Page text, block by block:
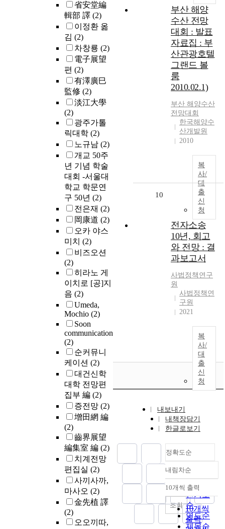
省安堂編
輯部 譯 (2)
이정환 옮
김 (2)
차창룡 (2)
電子展望
편 (2)
有澤廣巳
監修 (2)
淡江大學
(2)
광주가톨
릭대학 (2)
노규남 (2)
개교 50주
년 기념 학술
대회 -서울대
학교 학문연
구 50년 (2)
전은재 (2)
岡康道 (2)
오카 야스
미치 (2)
비즈오션
(2)
히라노 게
이치로 [공]지
음 (2)
Umeda,
Mochio (2)
Soon
communication
(2)
순커뮤니
케이션 (2)
대건신학
대학 전망편
집부 編 (2)
증전망 (2)
增田網 編
(2)
齒界展望
編集室 編 (2)
치계전망
편집실 (2)
사끼사까,
마사오 (2)
金先植 譯
(2)
오오끼따,
부산 해양
수산 전망
대회 : 발표
자료집 : 부
산관광호텔
그랜드 볼
룸
2010.02.1)
부산 해양수산
전망대회
한국해양수
산개발원
2010
복
사/
대
출
신
청
10
전자소송
10년, 회고
와 전망 : 결
과보고서
사법정책연구
원
사법정책연
구원
2021
복
사/
대
출
신
청
내보내기
내책장담기
한글로보기
정확도순
정확도
순
인기도
순
연도순
제목순
내림차순
내림차순
10개씩 출력
10개씩
출력
조회